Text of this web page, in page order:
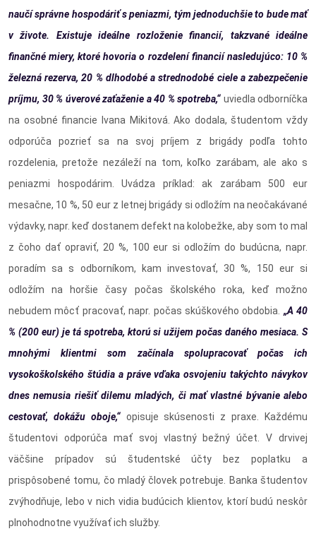
naučí správne hospodáriť s peniazmi, tým jednoduchšie to bude mať
v živote. Existuje ideálne rozloženie financií, takzvané ideálne
finančné miery, ktoré hovoria o rozdelení financií nasledujúco: 10 %
železná rezerva, 20 % dlhodobé a strednodobé ciele a zabezpečenie
príjmu, 30 % úverové zaťaženie a 40 % spotreba,“ uviedla odborníčka
na osobné financie Ivana Mikitová. Ako dodala, študentom vždy
odporúča pozrieť sa na svoj príjem z brigády podľa tohto
rozdelenia, pretože nezáleží na tom, koľko zarábam, ale ako s
peniazmi hospodárim. Uvádza príklad: ak zarábam 500 eur
mesačne, 10 %, 50 eur z letnej brigády si odložím na neočakávané
výdavky, napr. keď dostanem defekt na kolobežke, aby som to mal
z čoho dať opraviť, 20 %, 100 eur si odložím do budúcna, napr.
poradím sa s odborníkom, kam investovať, 30 %, 150 eur si
odložím na horšie časy počas školského roka, keď možno
nebudem môcť pracovať, napr. počas skúškového obdobia. „A 40
% (200 eur) je tá spotreba, ktorú si užijem počas daného mesiaca. S
mnohými klientmi som začínala spolupracovať počas ich
vysokoškolského štúdia a práve vďaka osvojeniu takýchto návykov
dnes nemusia riešiť dilemu mladých, či mať vlastné bývanie alebo
cestovať, dokážu oboje,“opisuje skúsenosti z praxe. Každému
študentovi odporúča mať svoj vlastný bežný účet. V drvivej
väčšine prípadov sú študentské účty bez poplatku a
prispôsobené tomu, čo mladý človek potrebuje. Banka študentov
zvýhodňuje, lebo v nich vidia budúcich klientov, ktorí budú neskôr
plnohodnotne využívať ich služby.